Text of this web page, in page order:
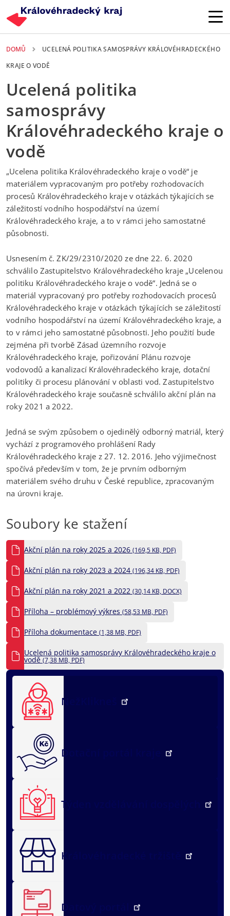
DOMŮ
UCELENÁ POLITIKA SAMOSPRÁVY KRÁLOVÉHRADECKÉHO
KRAJE O VODĚ
Ucelená politika
samosprávy
Královéhradeckého kraje o
vodě
NežKlikneš
Dotační portál kraje
Týden vzdělávání dospělých
Královéhradecké tržiště
Datový portál
„Ucelena politika Královéhradeckého kraje o vodě“ je
materiálem vypracovaným pro potřeby rozhodovacích
procesů Královéhradeckého kraje v otázkách týkajících se
záležitostí vodního hospodářství na území
Královéhradeckého kraje, a to v rámci jeho samostatné
působnosti.
Usnesením č. ZK/29/2310/2020 ze dne 22. 6. 2020
schválilo Zastupitelstvo Královéhradeckého kraje „Ucelenou
politiku Královéhradeckého kraje o vodě“. Jedná se o
materiál vypracovaný pro potřeby rozhodovacích procesů
Královéhradeckého kraje v otázkách týkajících se záležitostí
vodního hospodářství na území Královéhradeckého kraje, a
to v rámci jeho samostatné působnosti. Jeho použití bude
zejména při tvorbě Zásad územního rozvoje
Královéhradeckého kraje, pořizování Plánu rozvoje
vodovodů a kanalizací Královéhradeckého kraje, dotační
politiky či procesu plánování v oblasti vod. Zastupitelstvo
Královéhradeckého kraje současně schválilo akční plán na
roky 2021 a 2022.
Jedná se svým způsobem o ojedinělý odborný matriál, který
vychází z programového prohlášení Rady
Královéhradeckého kraje z 27. 12. 2016. Jeho výjimečnost
spočívá především v tom, že je prvním odborným
materiálem svého druhu v České republice, zpracovaným
na úrovni kraje.
Soubory ke stažení
Akční plán na roky 2025 a 2026 (169,5 KB, PDF)
Akční plán na roky 2023 a 2024 (196,34 KB, PDF)
Akční plán na roky 2021 a 2022 (30,14 KB, DOCX)
Příloha – problémový výkres (58,53 MB, PDF)
Příloha dokumentace (1,38 MB, PDF)
Ucelená politika samosprávy Královéhradeckého kraje o
vodě(7,38 MB, PDF)